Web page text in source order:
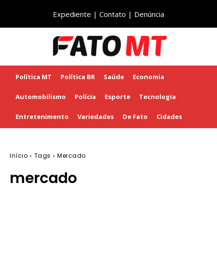
Expediente | Contato | Denúncia
Política MT Política BR Saúde Economia
Automobilismo Polícia Esporte Tecnologia
Entretenimento Variedades De Fato Cidades
Início Tags Mercado
mercado